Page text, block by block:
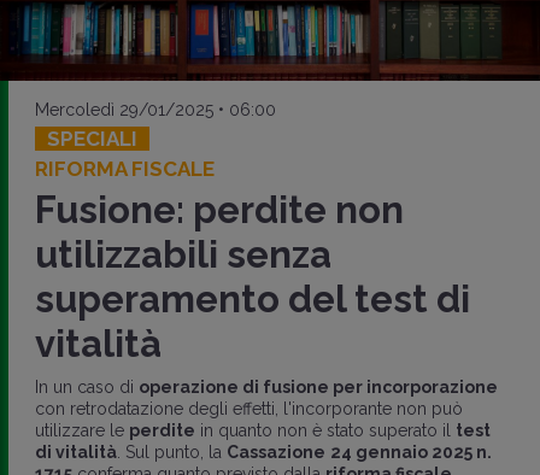
Mercoledì 29/01/2025 • 06:00
SPECIALI
RIFORMA FISCALE
Fusione: perdite non
utilizzabili senza
superamento del test di
vitalità
In un caso di operazione di fusione per incorporazione
con retrodatazione degli effetti, l'incorporante non può
utilizzare le perdite in quanto non è stato superato il test
di vitalità. Sul punto, la Cassazione 24 gennaio 2025 n.